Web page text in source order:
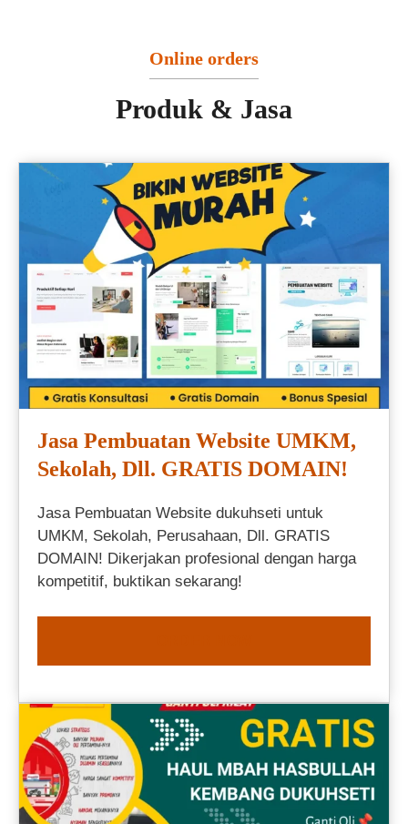
Online orders
Produk & Jasa
Jasa Pembuatan Website UMKM,
Sekolah, Dll. GRATIS DOMAIN!
Jasa Pembuatan Website dukuhseti untuk
UMKM, Sekolah, Perusahaan, Dll. GRATIS
DOMAIN! Dikerjakan profesional dengan harga
kompetitif, buktikan sekarang!